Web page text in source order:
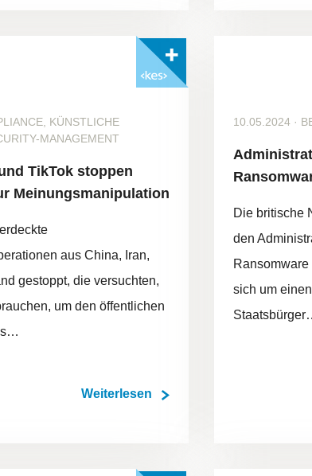
KÜNSTLICHE
MANAGEMENT
TikTok stoppen
Meinungsmanipulation
aus China, Iran,
gestoppt, die versuchten,
um den öffentlichen
Weiterlesen
10.05.2024 ·
Die britische
den
sich um